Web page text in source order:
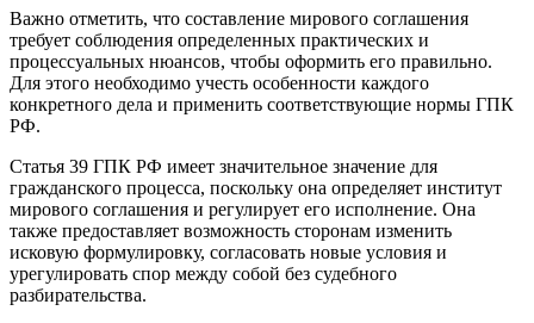
Важно отметить, что составление мирового соглашения
требует соблюдения определенных практических и
процессуальных нюансов, чтобы оформить его правильно.
Для этого необходимо учесть особенности каждого
конкретного дела и применить соответствующие нормы ГПК
РФ.
Статья 39 ГПК РФ имеет значительное значение для
гражданского процесса, поскольку она определяет институт
мирового соглашения и регулирует его исполнение. Она
также предоставляет возможность сторонам изменить
исковую формулировку, согласовать новые условия и
урегулировать спор между собой без судебного
разбирательства.